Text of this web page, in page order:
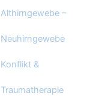
Althirngewebe –
Neuhirngewebe
Konflikt &
Traumatherapie